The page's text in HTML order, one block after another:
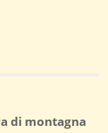
di montagna